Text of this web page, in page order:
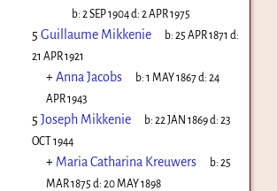
b:2 SEP 1904d:2 APR 1975
5 Guillaume Mikkenie b:25 APR 1871 d:
21 APR 1921
+Anna Jacobs b:1 MAY 1867d:24
APR 1943
5 Joseph Mikkenie b:22 JAN 1869d:23
OCT 1944
+ Maria Catharina Kreuwers b:25
MAR 1875 d: 20 MAY 1898